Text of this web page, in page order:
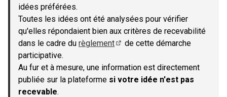
idées préférées.
Toutes les idées ont été analysées pour vérifier
qu'elles répondaient bien aux critères de recevabilité
dans le cadre du règlement
de cette démarche
participative.
Au fur et à mesure, une information est directement
publiée sur la plateforme si votre idée n'est pas
recevable.